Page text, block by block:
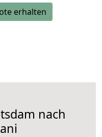
erhalten
nach